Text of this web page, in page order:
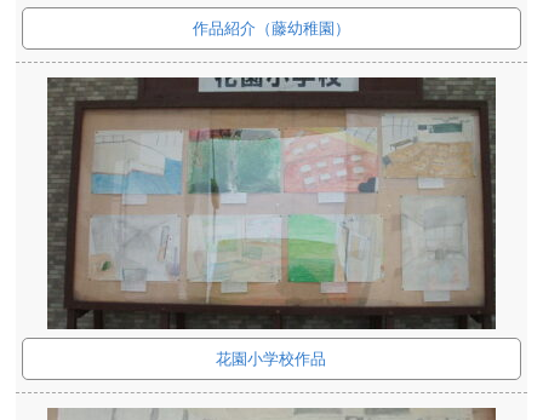
作品紹介（藤幼稚園）
花園小学校作品